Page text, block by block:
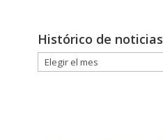
Histórico de noticias
Histórico